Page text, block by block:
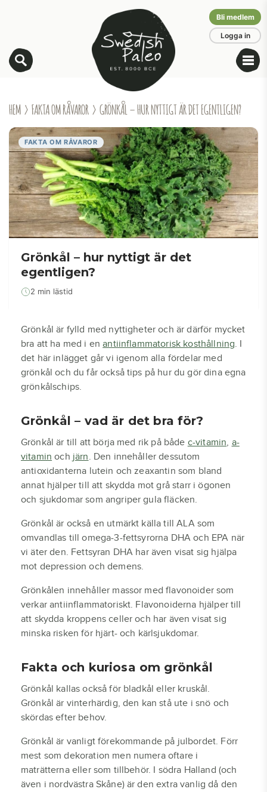
Bli medlem
Logga in
HEM › FAKTA OM RÅVAROR › GRÖNKÅL – HUR NYTTIGT ÄR DET EGENTLIGEN?
FAKTA OM RÅVAROR
Grönkål – hur nyttigt är det
egentligen?
2 min lästid
Grönkål är fylld med nyttigheter och är därför mycket
bra att ha med i enantiinflammatorisk kosthållning. I
det här inlägget går vi igenom alla fördelar med
grönkål och du får också tips på hur du gör dina egna
grönkålschips.
Grönkål – vad är det bra för?
Grönkål är till att börja med rik på både c-vitamin, a-
vitamin och järn. Den innehåller dessutom
antioxidanterna lutein och zeaxantin som bland
annat hjälper till att skydda mot grå starr i ögonen
och sjukdomar som angriper gula fläcken.
Grönkål är också en utmärkt källa till ALA som
omvandlas till omega-3-fettsyrorna DHA och EPA när
vi äter den. Fettsyran DHA har även visat sig hjälpa
mot depression och demens.
Grönkålen innehåller massor med flavonoider som
verkar antiinflammatoriskt. Flavonoiderna hjälper till
att skydda kroppens celler och har även visat sig
minska risken för hjärt- och kärlsjukdomar.
Fakta och kuriosa om grönkål
Grönkål kallas också för bladkål eller kruskål.
Grönkål är vinterhärdig, den kan stå ute i snö och
skördas efter behov.
Grönkål är vanligt förekommande på julbordet. Förr
mest som dekoration men numera oftare i
maträtterna eller som tillbehör. I södra Halland (och
även i nordvästra Skåne) är den extra vanlig då den